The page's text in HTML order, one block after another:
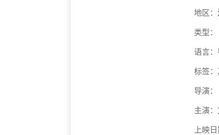
地区：
类型：
语言：
标签：
导演：
主演：
上映